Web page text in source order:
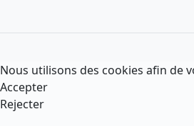
Nous utilisons des cookies afin de
Accepter
Rejecter